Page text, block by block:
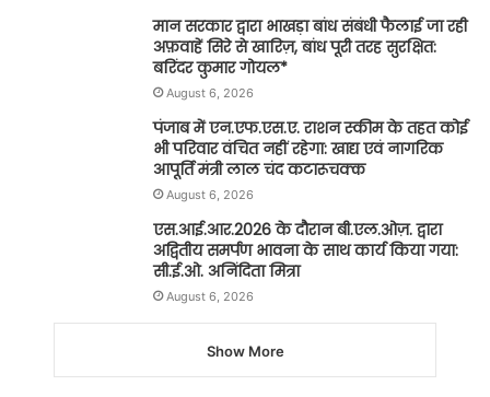
मान सरकार द्वारा भाखड़ा बांध संबंधी फैलाई जा रही
अफ़वाहें सिरे से खारिज़, बांध पूरी तरह सुरक्षित:
बरिंदर कुमार गोयल*
August 6, 2026
पंजाब में एन.एफ.एस.ए. राशन स्कीम के तहत कोई
भी परिवार वंचित नहीं रहेगा: खाद्य एवं नागरिक
आपूर्ति मंत्री लाल चंद कटारूचक्क
August 6, 2026
एस.आई.आर.2026 के दौरान बी.एल.ओज़. द्वारा
अद्वितीय समर्पण भावना के साथ कार्य किया गया:
सी.ई.ओ. अनिंदिता मित्रा
August 6, 2026
Show More